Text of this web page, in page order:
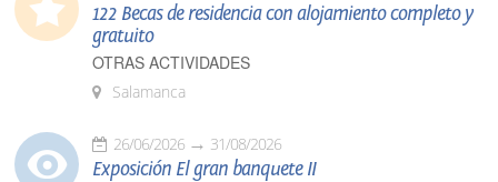
122 Becas de residencia con alojamiento completo y
gratuito
OTRAS ACTIVIDADES
Salamanca
26/06/2026 31/08/2026
Exposición El gran banquete II